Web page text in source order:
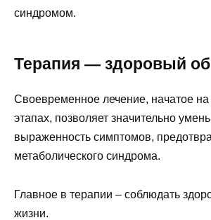
синдромом.
Терапия — здоровый
Своевременное лечение, начатое
этапах, позволяет значительно
выраженность симптомов,
метаболического синдрома.
Главное в терапии – соблюдать
жизни.